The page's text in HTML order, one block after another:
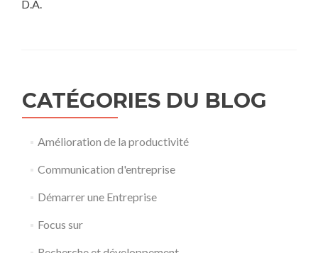
D.A.
CATÉGORIES DU BLOG
Amélioration de la productivité
Communication d'entreprise
Démarrer une Entreprise
Focus sur